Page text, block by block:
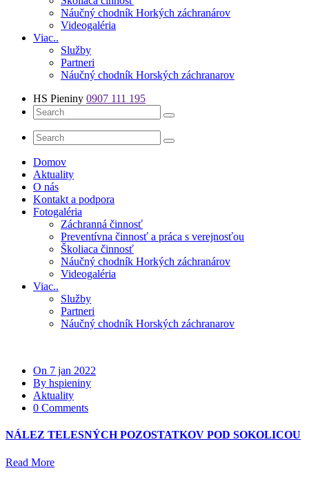
Náučný chodník Horkých záchranárov
Videogaléria
Viac..
Služby
Partneri
Náučný chodník Horských záchranarov
HS Pieniny 0907 111 195
Domov
Aktuality
O nás
Kontakt a podpora
Fotogaléria
Záchranná činnosť
Preventívna činnosť a práca s verejnosťou
Školiaca činnosť
Náučný chodník Horkých záchranárov
Videogaléria
Viac..
Služby
Partneri
Náučný chodník Horských záchranarov
On 7 jan 2022
By hspieniny
Aktuality
0 Comments
NÁLEZ TELESNÝCH POZOSTATKOV POD SOKOLICOU
Read More